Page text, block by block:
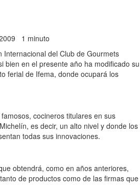
1 minuto
Internacional del Club de Gourmets
bien en el presente año ha modificado su
ferial de Ifema, donde ocupará los
cocineros titulares en sus
es decir, un alto nivel y donde los
todas sus innovaciones.
obtendrá, como en años anteriores,
de productos como de las firmas que